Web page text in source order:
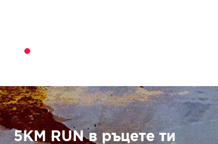
5KM
RUN
в
ръцете
ти 5KM RUN в ръцете ти